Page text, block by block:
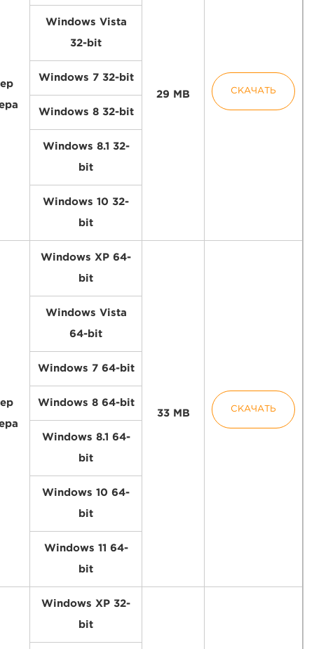
29 MB СКАЧАТЬ
Windows Vista
32-bit
Windows 7 32-bit
Windows 8 32-bit
Windows 8.1 32-
bit
Windows 10 32-
bit
Windows XP 64-
bit
33 MB СКАЧАТЬ
Windows Vista
64-bit
Windows 7 64-bit
Windows 8 64-bit
Windows 8.1 64-
bit
Windows 10 64-
bit
Windows 11 64-
bit
Windows XP 32-
bit